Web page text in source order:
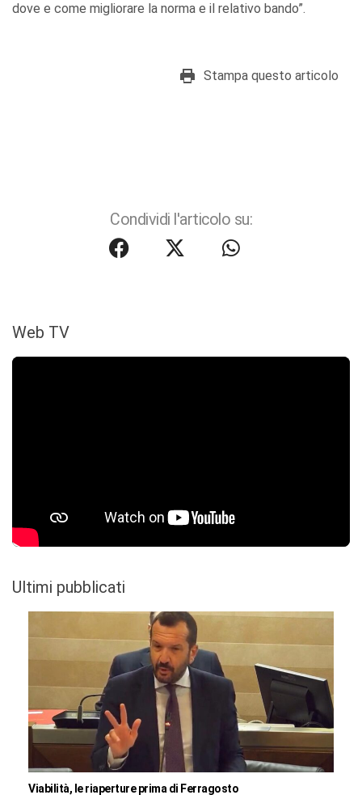
dove e come migliorare la norma e il relativo bando”.
Stampa questo articolo
Condividi l'articolo su:
Web TV
Ultimi pubblicati
Viabilità, le riaperture prima di Ferragosto